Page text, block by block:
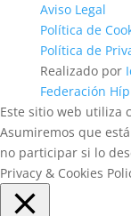
Aviso Legal
Política de
Política de
Realizado por
Federación
Este sitio web utiliza
Asumiremos que
no participar si lo
Privacy & Cookies